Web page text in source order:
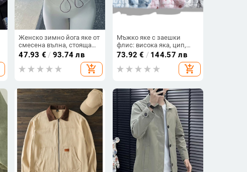
Женско зимно йога яке от
смесена вълна, стояща
яка, дълги ръкави,
регулираща връзка, Oyster
Fleece, полиестер 95% /
47.93 € / 93.74 лв
add_shopping_cart
Мъжко яке с заешки
флис: висока яка, цип,
свободен силует,
странични джобове
73.92 € / 144.57 лв
add_shopping_cart